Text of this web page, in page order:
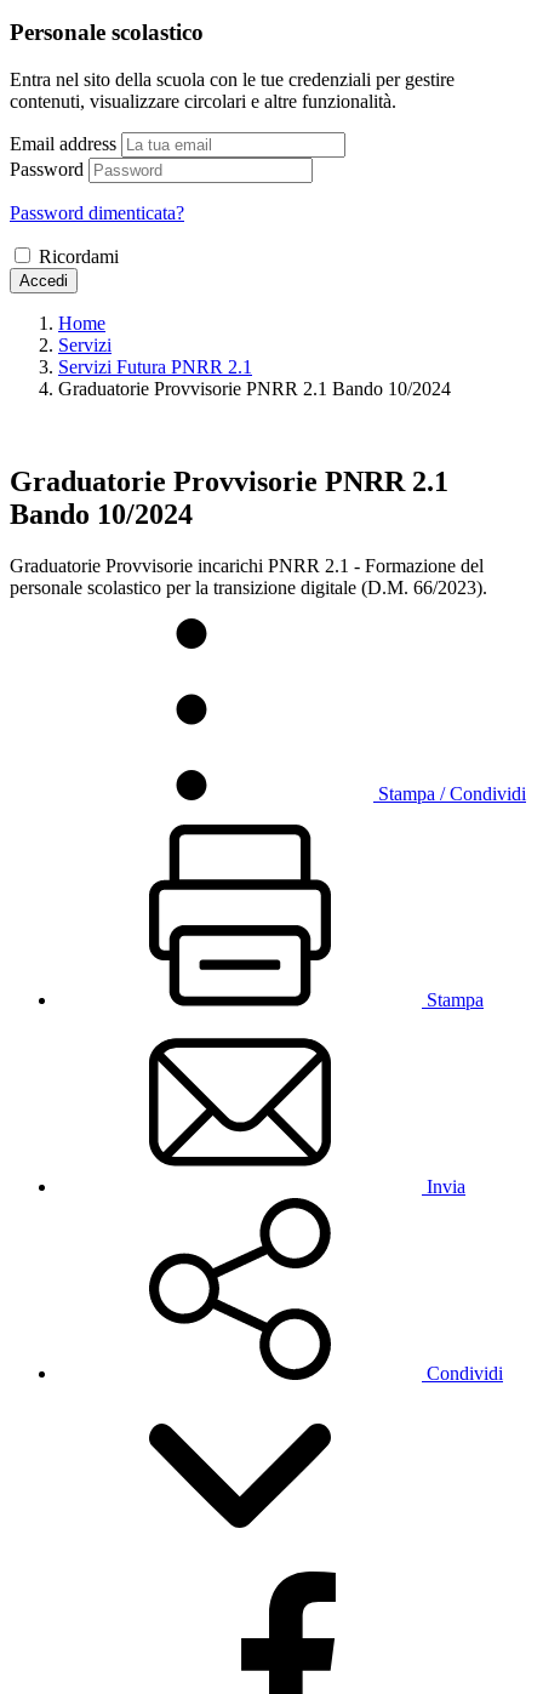
Personale scolastico
Entra nel sito della scuola con le tue credenziali per gestire
contenuti, visualizzare circolari e altre funzionalità.
Email address
Password
Password dimenticata?
Ricordami
Accedi
Home
Servizi
Servizi Futura PNRR 2.1
Graduatorie Provvisorie PNRR 2.1 Bando 10/2024
Graduatorie Provvisorie PNRR 2.1
Bando 10/2024
Graduatorie Provvisorie incarichi PNRR 2.1 - Formazione del
personale scolastico per la transizione digitale (D.M. 66/2023).
Stampa / Condividi
Stampa
Invia
Condividi